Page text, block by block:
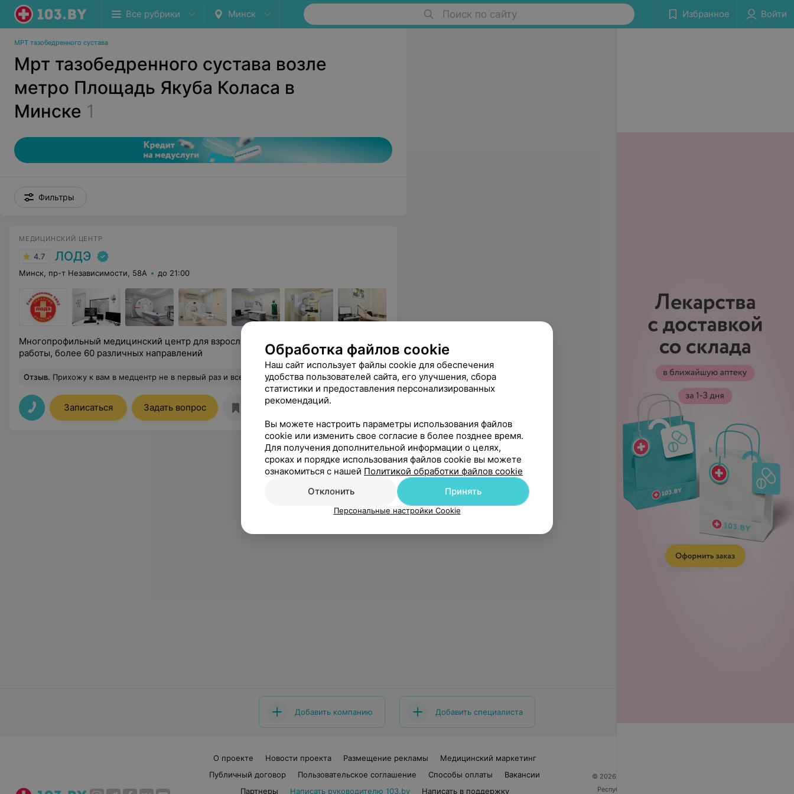
Все рубрики Минск Поиск по сайту Избранное Войти
МРТ тазобедренного сустава
Мрт тазобедренного сустава возле
метро Площадь Якуба Коласа в
Минске 1
Фильтры
МЕДИЦИНСКИЙ ЦЕНТР
4.7 ЛОДЭ
Минск, пр-т Независимости, 58А до 21:00
Многопрофильный медицинский центр для взрослых и детей, 30-летний опыт
работы, более 60 различных направлений
Отзыв. Прихожу к вам в медцентр не в первый раз и все очень понравилось. Удобное расположение, все очень квалифицированные и вежливые. Спасибо! Еще
Записаться Задать вопрос Отзывы9240
Добавить компанию Добавить специалиста
О проекте Новости проекта Размещение рекламы
Медицинский маркетинг
Публичный договор
Пользовательское соглашение Способы оплаты
Вакансии
Партнеры
Написать руководителю 103.by Написать в поддержку
© 2026 ООО «Артокс Лаб», УНП 191700409
Республика Беларусь, г. Минск, улица Толбухина, 2,
Обработка файлов cookie
Наш сайт использует файлы cookie для обеспечения
удобства пользователей сайта, его улучшения, сбора
статистики и предоставления персонализированных
рекомендаций.
Вы можете настроить параметры использования файлов
cookie или изменить свое согласие в более позднее время.
Для получения дополнительной информации о целях,
сроках и порядке использования файлов cookie вы можете
ознакомиться с нашей Политикой обработки файлов cookie
Отклонить
Принять
Персональные настройки Cookie